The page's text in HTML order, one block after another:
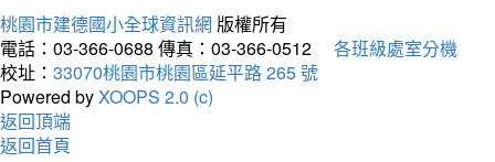
桃園市建德國小全球資訊網 版權所有
電話：03-366-0688 傳真：03-366-0512
各班級處室分機
校址： 33070桃園市桃園區延平路 265 號
Powered byXOOPS 2.0 (c)
返回頂端
返回首頁